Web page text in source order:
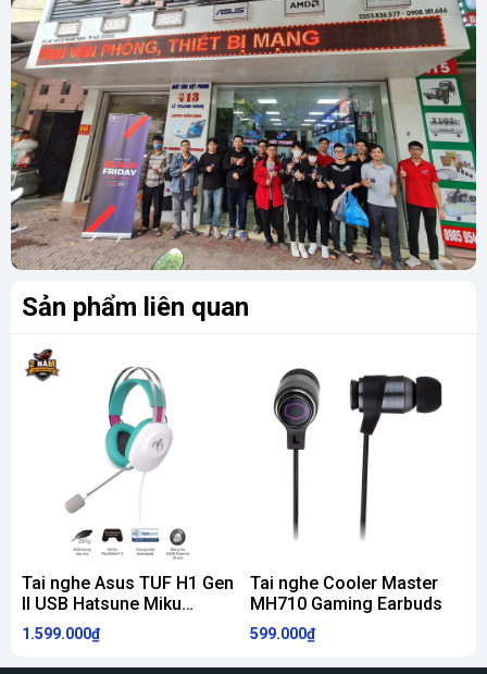
Sản phẩm liên quan
Tai nghe Asus TUF H1 Gen
II USB Hatsune Miku
Edition
1.599.000₫
Tai nghe Cooler Master
MH710 Gaming Earbuds
599.000₫